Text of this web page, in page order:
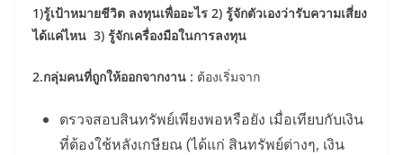
1)รู้เป้าหมายชีวิต ลงทุนเพื่ออะไร 2) รู้จักตัวเองว่ารับความเสี่ยง
ได้แค่ไหน 3) รู้จักเครื่องมือในการลงทุน
2.กลุ่มคนที่ถูกให้ออกจากงาน : ต้องเริ่มจาก
ตรวจสอบสินทรัพย์เพียงพอหรือยัง เมื่อเทียบกับเงิน
ที่ต้องใช้หลังเกษียณ (ได้แก่ สินทรัพย์ต่างๆ, เงิน